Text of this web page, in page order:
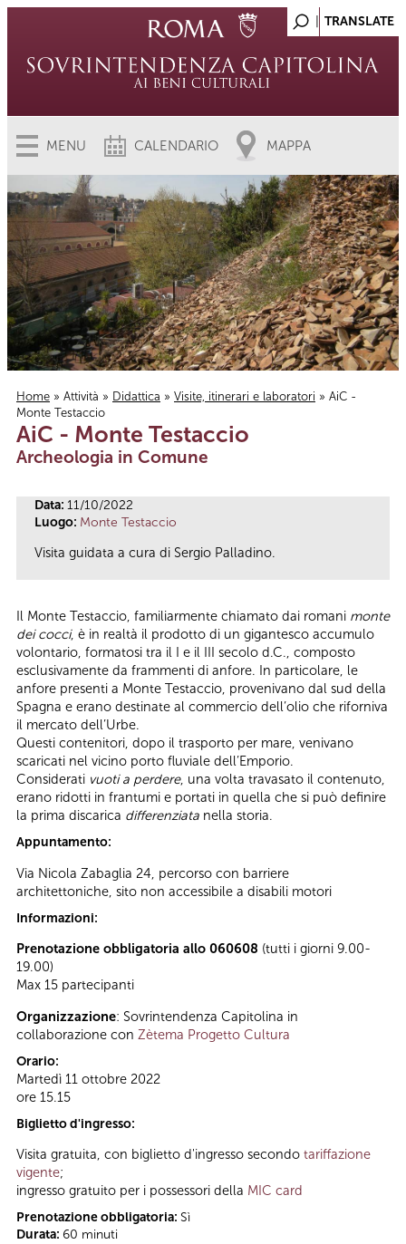
MENU CALENDARIO MAPPA
Tu sei qui
Home » Attività » Didattica » Visite, itinerari e laboratori » AiC -
Monte Testaccio
AiC - Monte Testaccio
Archeologia in Comune
Data: 11/10/2022
Luogo: Monte Testaccio
Visita guidata a cura di Sergio Palladino.
Il Monte Testaccio, familiarmente chiamato dai romani monte
dei cocci, è in realtà il prodotto di un gigantesco accumulo
volontario, formatosi tra il I e il III secolo d.C., composto
esclusivamente da frammenti di anfore. In particolare, le
anfore presenti a Monte Testaccio, provenivano dal sud della
Spagna e erano destinate al commercio dell’olio che riforniva
il mercato dell’Urbe.
Questi contenitori, dopo il trasporto per mare, venivano
scaricati nel vicino porto fluviale dell’Emporio.
Considerati vuoti a perdere, una volta travasato il contenuto,
erano ridotti in frantumi e portati in quella che si può definire
la prima discarica differenziata nella storia.
Appuntamento:
Via Nicola Zabaglia 24, percorso con barriere
architettoniche, sito non accessibile a disabili motori
Informazioni:
Prenotazione obbligatoria allo 060608 (tutti i giorni 9.00-
19.00)
Max 15 partecipanti
Organizzazione: Sovrintendenza Capitolina in
collaborazione con Zètema Progetto Cultura
Orario:
Martedì 11 ottobre 2022
ore 15.15
Biglietto d'ingresso:
Visita gratuita, con biglietto d'ingresso secondo tariffazione
vigente;
ingresso gratuito per i possessori della MIC card
Prenotazione obbligatoria: Sì
Durata: 60 minuti